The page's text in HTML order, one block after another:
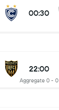
00:30
22:00
Aggregate 0 - 0